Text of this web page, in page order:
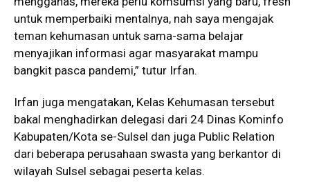
untuk memperbaiki mentalnya, nah saya mengajak
teman kehumasan untuk sama-sama belajar
menyajikan informasi agar masyarakat mampu
bangkit pasca pandemi,” tutur Irfan.
Irfan juga mengatakan, Kelas Kehumasan tersebut
bakal menghadirkan delegasi dari 24 Dinas Kominfo
Kabupaten/Kota se-Sulsel dan juga Public Relation
dari beberapa perusahaan swasta yang berkantor di
wilayah Sulsel sebagai peserta kelas.